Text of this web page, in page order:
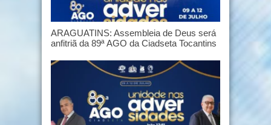
ARAGUATINS: Assembleia de Deus será
anfitriã da 89ª AGO da Ciadseta Tocantins